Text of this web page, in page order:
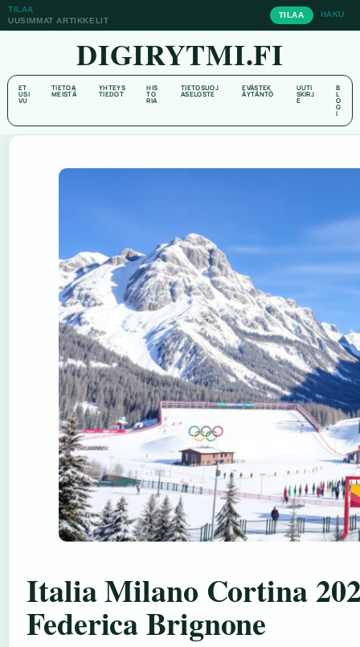
TILAA
UUSIMMAT ARTIKKELIT
TILAA HAKU
DIGIRYTMI.FI
ET
USI
VU
TIETOA
MEISTÄ
YHTEYS
TIEDOT
HIS
TO
RIA
TIETOSUOJ
ASELOSTE
EVÄSTEK
ÄYTÄNTÖ
UUTI
SKIRJ
E
B
L
O
G
I
Italia Milano Cortina
Federica Brignone